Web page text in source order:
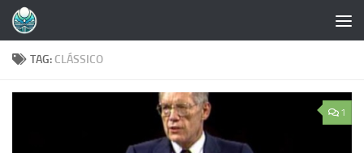
Skip to content
TAG: CLÁSSICO
1